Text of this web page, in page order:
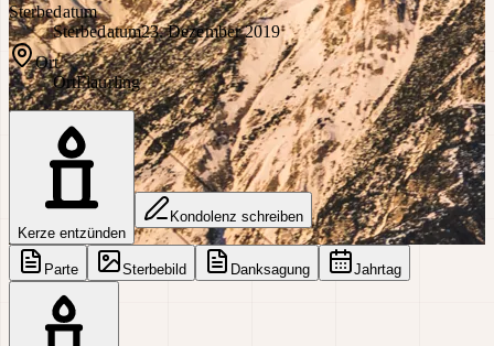
Sterbedatum
Sterbedatum23. Dezember 2019
Ort
OrtFlaurling
Kerze entzünden
Kondolenz schreiben
Parte Sterbebild Danksagung Jahrtag